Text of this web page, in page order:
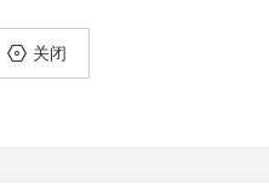
关闭